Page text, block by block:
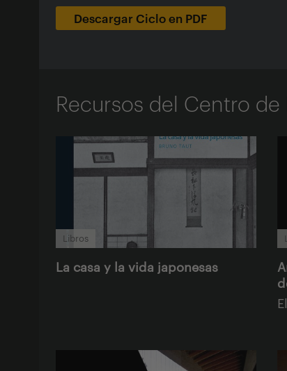
Descargar Ciclo en PDF
Recursos del Centro
Libros
La casa y la vida japonesas